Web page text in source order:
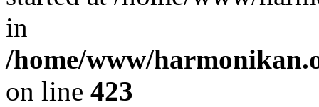
in
/home/www/
on line 423